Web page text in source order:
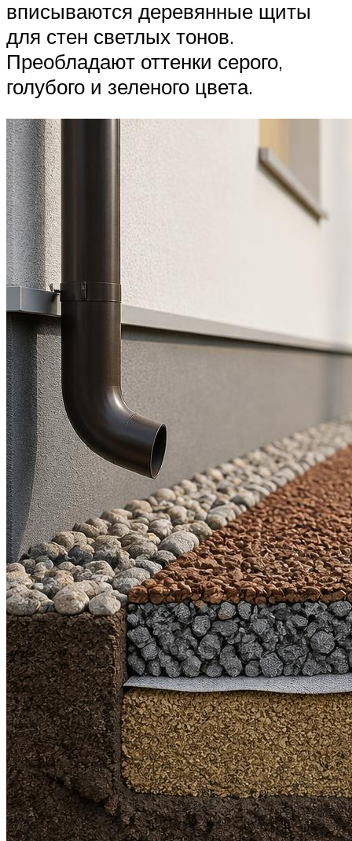
вписываются деревянные щиты
для стен светлых тонов.
Преобладают оттенки серого,
голубого и зеленого цвета.